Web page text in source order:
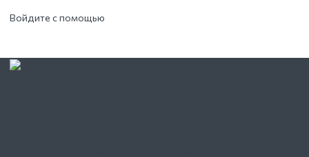
Войдите с помощью